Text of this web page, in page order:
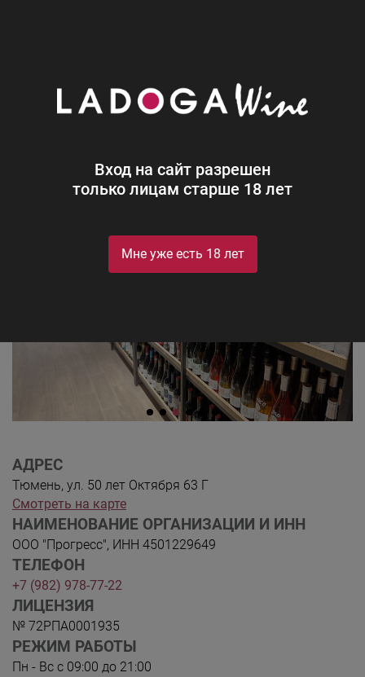
Вход на сайт разрешен
только лицам старше 18 лет
Мне уже есть 18 лет
Магазин в Тюмень на улице 50 лет
АДРЕС
Тюмень, ул. 50 лет Октября 63 Г
Смотреть на карте
ТЕЛЕФОН
+7 (982) 978-77-22
РЕЖИМ РАБОТЫ
Пн - Вс с 09:00 до 21:00
НАИМЕНОВАНИЕ ОРГАНИЗАЦИИ И ИНН
ООО "Прогресс", ИНН 4501229649
ЛИЦЕНЗИЯ
№ 72РПА0001935